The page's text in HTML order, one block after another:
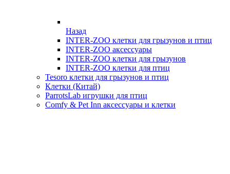
Назад
INTER-ZOO клетки для грызунов и птиц
INTER-ZOO аксессуары
INTER-ZOO клетки для грызунов
INTER-ZOO клетки для птиц
Tesoro клетки для грызунов и птиц
Клетки (Китай)
ParrotsLab игрушки для птиц
Comfy & Pet Inn аксессуары и клетки